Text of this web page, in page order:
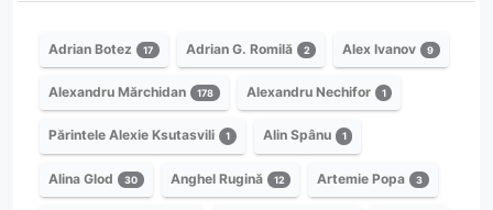
Adrian Botez 17 Adrian G. Romilă 2 Alex Ivanov 9
Alexandru Mărchidan 178 Alexandru Nechifor 1
Părintele Alexie Ksutasvili 1 Alin Spânu 1
Alina Glod 30 Anghel Rugină 12 Artemie Popa 3